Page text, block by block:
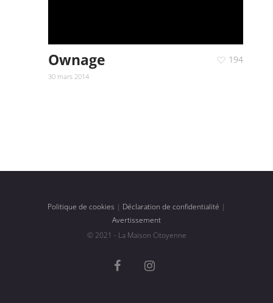
Ownage
30 mars 2014
194
Politique de cookies | Déclaration de confidentialité |
Avertissement
© 2021 - La Maison Citoyenne